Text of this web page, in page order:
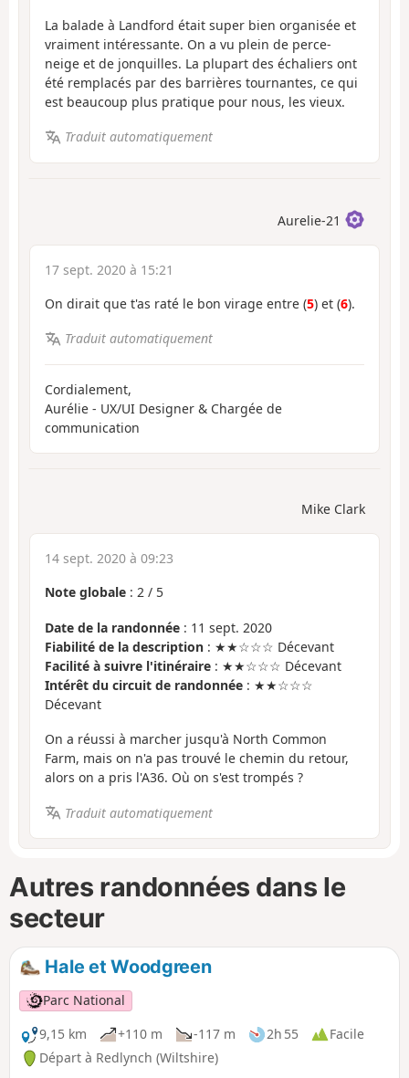
La balade à Landford était super bien organisée et
vraiment intéressante. On a vu plein de perce-
neige et de jonquilles. La plupart des échaliers ont
été remplacés par des barrières tournantes, ce qui
est beaucoup plus pratique pour nous, les vieux.
Traduit automatiquement
Aurelie-21
17 sept. 2020 à 15:21
On dirait que t'as raté le bon virage entre (5) et (6).
Traduit automatiquement
Cordialement,
Aurélie - UX/UI Designer & Chargée de
communication
Mike Clark
14 sept. 2020 à 09:23
Note globale : 2 / 5
Date de la randonnée : 11 sept. 2020
Fiabilité de la description : ★★☆☆☆ Décevant
Facilité à suivre l'itinéraire : ★★☆☆☆ Décevant
Intérêt du circuit de randonnée : ★★☆☆☆
Décevant
On a réussi à marcher jusqu'à North Common
Farm, mais on n'a pas trouvé le chemin du retour,
alors on a pris l'A36. Où on s'est trompés ?
Traduit automatiquement
Autres randonnées dans le
secteur
Hale et Woodgreen
Parc National
9,15 km
+110 m -117 m 2h 55
Facile
Départ à Redlynch (Wiltshire)